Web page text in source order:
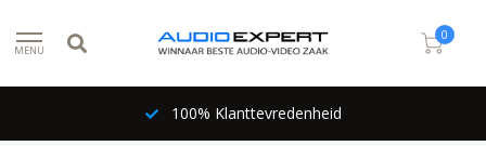
MENU
0
100% Klanttevredenheid